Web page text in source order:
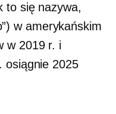
to się nazywa,
w amerykańskim
w 2019 r. i
osiągnie 2025